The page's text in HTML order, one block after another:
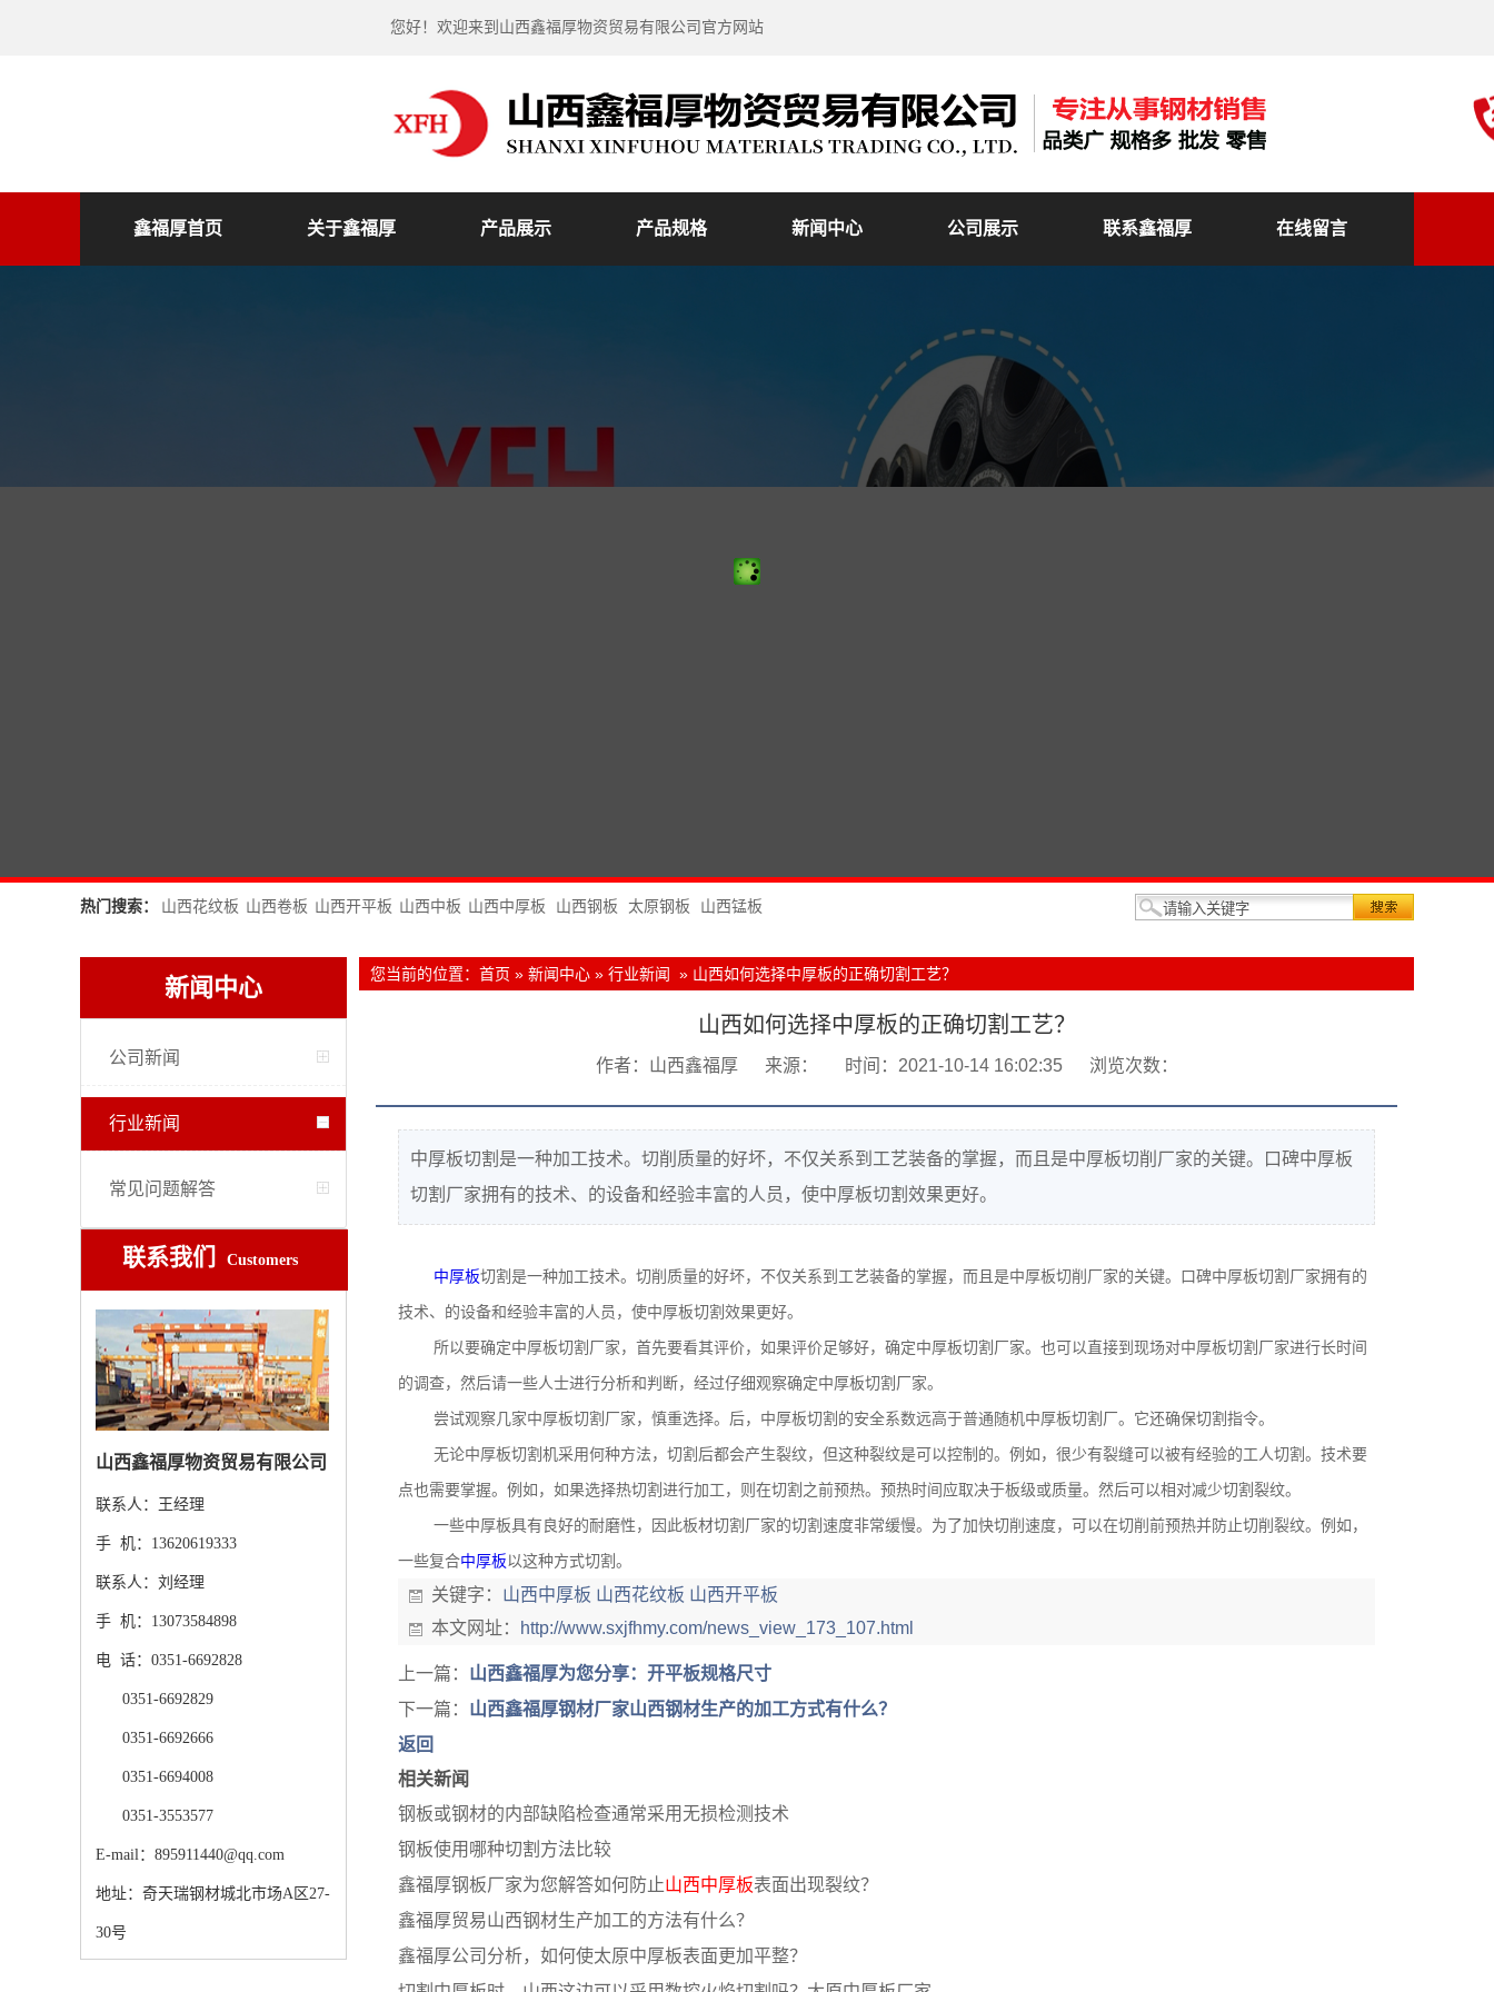
您好！欢迎来到山西鑫福厚物资贸易有限公司官方网站
鑫福厚首页 关于鑫福厚 产品展示 产品规格 新闻中心 公司展示 联系鑫福厚 在线留言
热门搜索： 山西花纹板 山西卷板 山西开平板 山西中板 山西中厚板 山西钢板 太原钢板 山西锰板
新闻中心
公司新闻
行业新闻
常见问题解答
联系我们 Customers
山西鑫福厚物资贸易有限公司
联系人：王经理
手 机：13620619333
联系人：刘经理
手 机：13073584898
电 话：0351-6692828
0351-6692829
0351-6692666
0351-6694008
0351-3553577
E-mail：895911440@qq.com
地址：奇天瑞钢材城北市场A区27-
30号
您当前的位置： 首页 » 新闻中心 » 行业新闻 » 山西如何选择中厚板的正确切割工艺？
山西如何选择中厚板的正确切割工艺？
作者：山西鑫福厚 来源： 时间：2021-10-14 16:02:35 浏览次数：
中厚板切割是一种加工技术。切削质量的好坏，不仅关系到工艺装备的掌握，而且是中厚板切削厂家的关键。口碑中厚板
切割厂家拥有的技术、的设备和经验丰富的人员，使中厚板切割效果更好。
中厚板切割是一种加工技术。切削质量的好坏，不仅关系到工艺装备的掌握，而且是中厚板切削厂家的关键。口碑中厚板切割厂家拥有的
技术、的设备和经验丰富的人员，使中厚板切割效果更好。
所以要确定中厚板切割厂家，首先要看其评价，如果评价足够好，确定中厚板切割厂家。也可以直接到现场对中厚板切割厂家进行长时间
的调查，然后请一些人士进行分析和判断，经过仔细观察确定中厚板切割厂家。
尝试观察几家中厚板切割厂家，慎重选择。后，中厚板切割的安全系数远高于普通随机中厚板切割厂。它还确保切割指令。
无论中厚板切割机采用何种方法，切割后都会产生裂纹，但这种裂纹是可以控制的。例如，很少有裂缝可以被有经验的工人切割。技术要
点也需要掌握。例如，如果选择热切割进行加工，则在切割之前预热。预热时间应取决于板级或质量。然后可以相对减少切割裂纹。
一些中厚板具有良好的耐磨性，因此板材切割厂家的切割速度非常缓慢。为了加快切削速度，可以在切削前预热并防止切削裂纹。例如，
一些复合中厚板以这种方式切割。
关键字： 山西中厚板 山西花纹板 山西开平板
本文网址：
http://www.sxjfhmy.com/news_view_173_107.html
上一篇： 山西鑫福厚为您分享：开平板规格尺寸
下一篇： 山西鑫福厚钢材厂家山西钢材生产的加工方式有什么？
返回
相关新闻
钢板或钢材的内部缺陷检查通常采用无损检测技术
钢板使用哪种切割方法比较
鑫福厚钢板厂家为您解答如何防止山西中厚板表面出现裂纹？
鑫福厚贸易山西钢材生产加工的方法有什么？
鑫福厚公司分析，如何使太原中厚板表面更加平整？